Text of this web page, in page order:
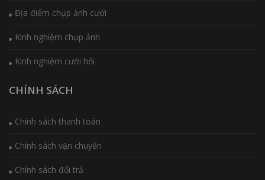
Địa điểm chụp ảnh cưới
Kinh nghiệm chụp ảnh
Kinh nghiệm cưới hỏi
CHÍNH SÁCH
Chính sách thanh toán
Chính sách vận chuyển
Chính sách đổi trả